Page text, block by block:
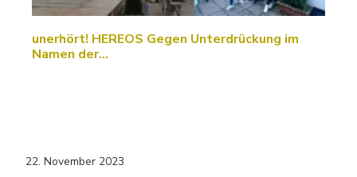
unerhört! HEREOS Gegen Unterdrückung im
Namen der…
22. November 2023